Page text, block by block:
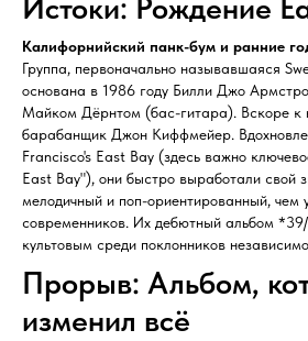
Истоки: Рождение
Калифорнийский панк-бум и ранние
Группа, первоначально называвшаяся
основана в 1986 году Билли Джо
Майком Дёрнтом (бас-гитара). Вскоре к
барабанщик Джон Киффмейер.
Francisco's East Bay (здесь важно
East Bay"), они быстро выработали свой
мелодичный и поп-ориентированный, чем
современников. Их дебютный альбом
культовым среди поклонников
Прорыв: Альбом,
изменил всё